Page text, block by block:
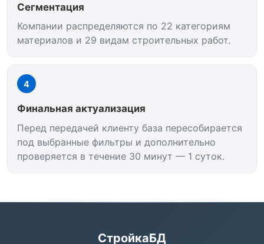
Сегментация
Компании распределяются по 22 категориям
материалов и 29 видам строительных работ.
4
Финальная актуализация
Перед передачей клиенту база пересобирается
под выбранные фильтры и дополнительно
проверяется в течение 30 минут — 1 суток.
СтройкаБД